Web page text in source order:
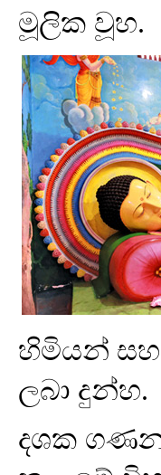
මූලික වූහ.
හිමියන් සහ
ලබා දුන්හ.
දශක